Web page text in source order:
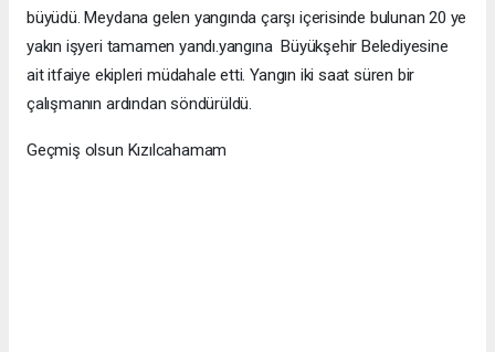
büyüdü. Meydana gelen yangında çarşı içerisinde bulunan 20 ye
yakın işyeri tamamen yandı.yangına Büyükşehir Belediyesine
ait itfaiye ekipleri müdahale etti. Yangın iki saat süren bir
çalışmanın ardından söndürüldü.
Geçmiş olsun Kızılcahamam